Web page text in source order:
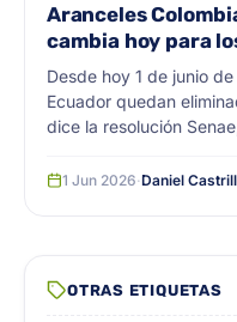
Aranceles
cambia hoy para
centro de Medellín
Desde hoy 1 de junio
Ecuador quedan
dice la resolución
del centro de Medellín
1 Jun 2026·Daniel
OTRAS ETIQUETAS